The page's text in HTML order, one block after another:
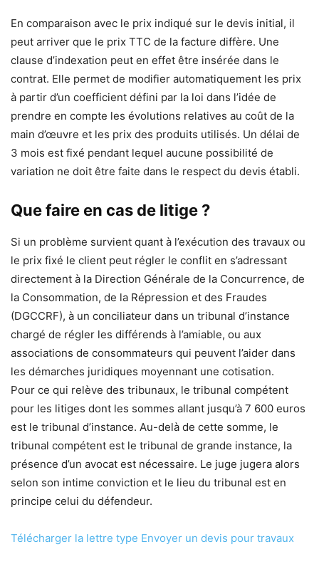
En comparaison avec le prix indiqué sur le devis initial, il
peut arriver que le prix TTC de la facture diffère. Une
clause d’indexation peut en effet être insérée dans le
contrat. Elle permet de modifier automatiquement les prix
à partir d’un coefficient défini par la loi dans l’idée de
prendre en compte les évolutions relatives au coût de la
main d’œuvre et les prix des produits utilisés. Un délai de
3 mois est fixé pendant lequel aucune possibilité de
variation ne doit être faite dans le respect du devis établi.
Que faire en cas de litige ?
Si un problème survient quant à l’exécution des travaux ou
le prix fixé le client peut régler le conflit en s’adressant
directement à la Direction Générale de la Concurrence, de
la Consommation, de la Répression et des Fraudes
(DGCCRF), à un conciliateur dans un tribunal d’instance
chargé de régler les différends à l’amiable, ou aux
associations de consommateurs qui peuvent l’aider dans
les démarches juridiques moyennant une cotisation.
Pour ce qui relève des tribunaux, le tribunal compétent
pour les litiges dont les sommes allant jusqu’à 7 600 euros
est le tribunal d’instance. Au-delà de cette somme, le
tribunal compétent est le tribunal de grande instance, la
présence d’un avocat est nécessaire. Le juge jugera alors
selon son intime conviction et le lieu du tribunal est en
principe celui du défendeur.
Télécharger la lettre type Envoyer un devis pour travaux